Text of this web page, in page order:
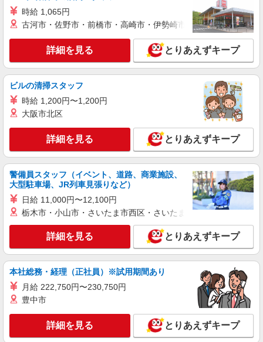
払い/週払い/月払い対応も可能です。詳しくは面談
時にご相談ください。 ◆交通費：別途全額支給 ※
当社規定あり
◆各線「栃木駅」 ◆東武日光線「家中駅」 ★その
他、近隣に多数勤務地あります！
キープ 詳細を見る
派遣社員
株式会社kotrio /●UT-H-1733450
栃木市のデイサービス/夕方には必ず帰れる人
通費全支給(ガソリン代含む)＞
栃木市 ★面接なし
キープ 詳細を見る
派遣社員
株式会社kotrio /●UT-H-1876034
【栃木市】介護初心者集まれ！居心地のよいデ
イサービス
時給1500円〜2125円 ＜日払い有/週払い有/交
栃木市//栃木駅の近く
詳細を見る
時給 1,065円
古河市・佐野市・前橋市・高崎市・伊勢崎市・太田市・館林市
詳細を見る とりあえずキープ
ビルの清掃スタッフ
時給 1,200円〜1,200円
大阪市北区
詳細を見る とりあえずキープ
警備員スタッフ（イベント、道路、商業施設、
大型駐車場、JR列車見張りなど）
日給 11,000円〜12,100円
栃木市・小山市・さいたま市西区・さいたま市岩槻区・久喜市・
詳細を見る とりあえずキープ
本社総務・経理（正社員）※試用期間あり
月給 222,750円〜230,750円
豊中市
詳細を見る とりあえずキープ